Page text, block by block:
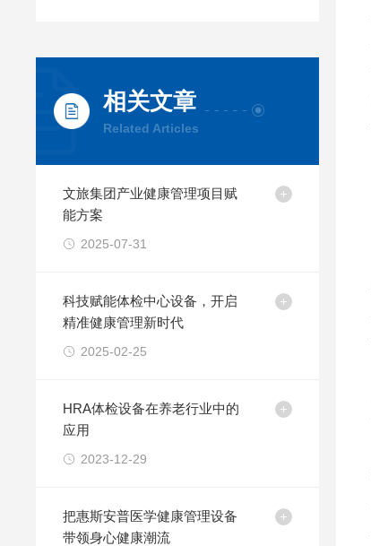
相关文章
Related Articles
文旅集团产业健康管理项目赋
能方案
2025-07-31
科技赋能体检中心设备，开启
精准健康管理新时代
2025-02-25
HRA体检设备在养老行业中的
应用
2023-12-29
把惠斯安普医学健康管理设备
带领身心健康潮流